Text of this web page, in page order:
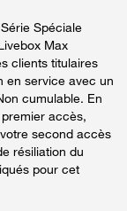
Spéciale
Max
clients titulaires
en service avec un
cumulable. En
accès,
second accès
résiliation du
pour cet